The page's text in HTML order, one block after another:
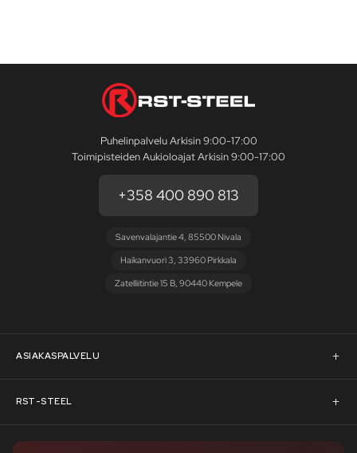
Puhelinpalvelu Arkisin 9:00-17:00
Toimipisteiden Aukioloajat Arkisin 9:00-17:00
+358 400 890 813
Savenvalajantie 4, 85500 Nivala
Haikanvuori 3, 33960 Pirkkala
Zatelliitintie 15 B, 90440 Kempele
ASIAKASPALVELU
Asiakaspalvelu
Pyydä tarjous
RST-STEEL
RST-Steelin tarina